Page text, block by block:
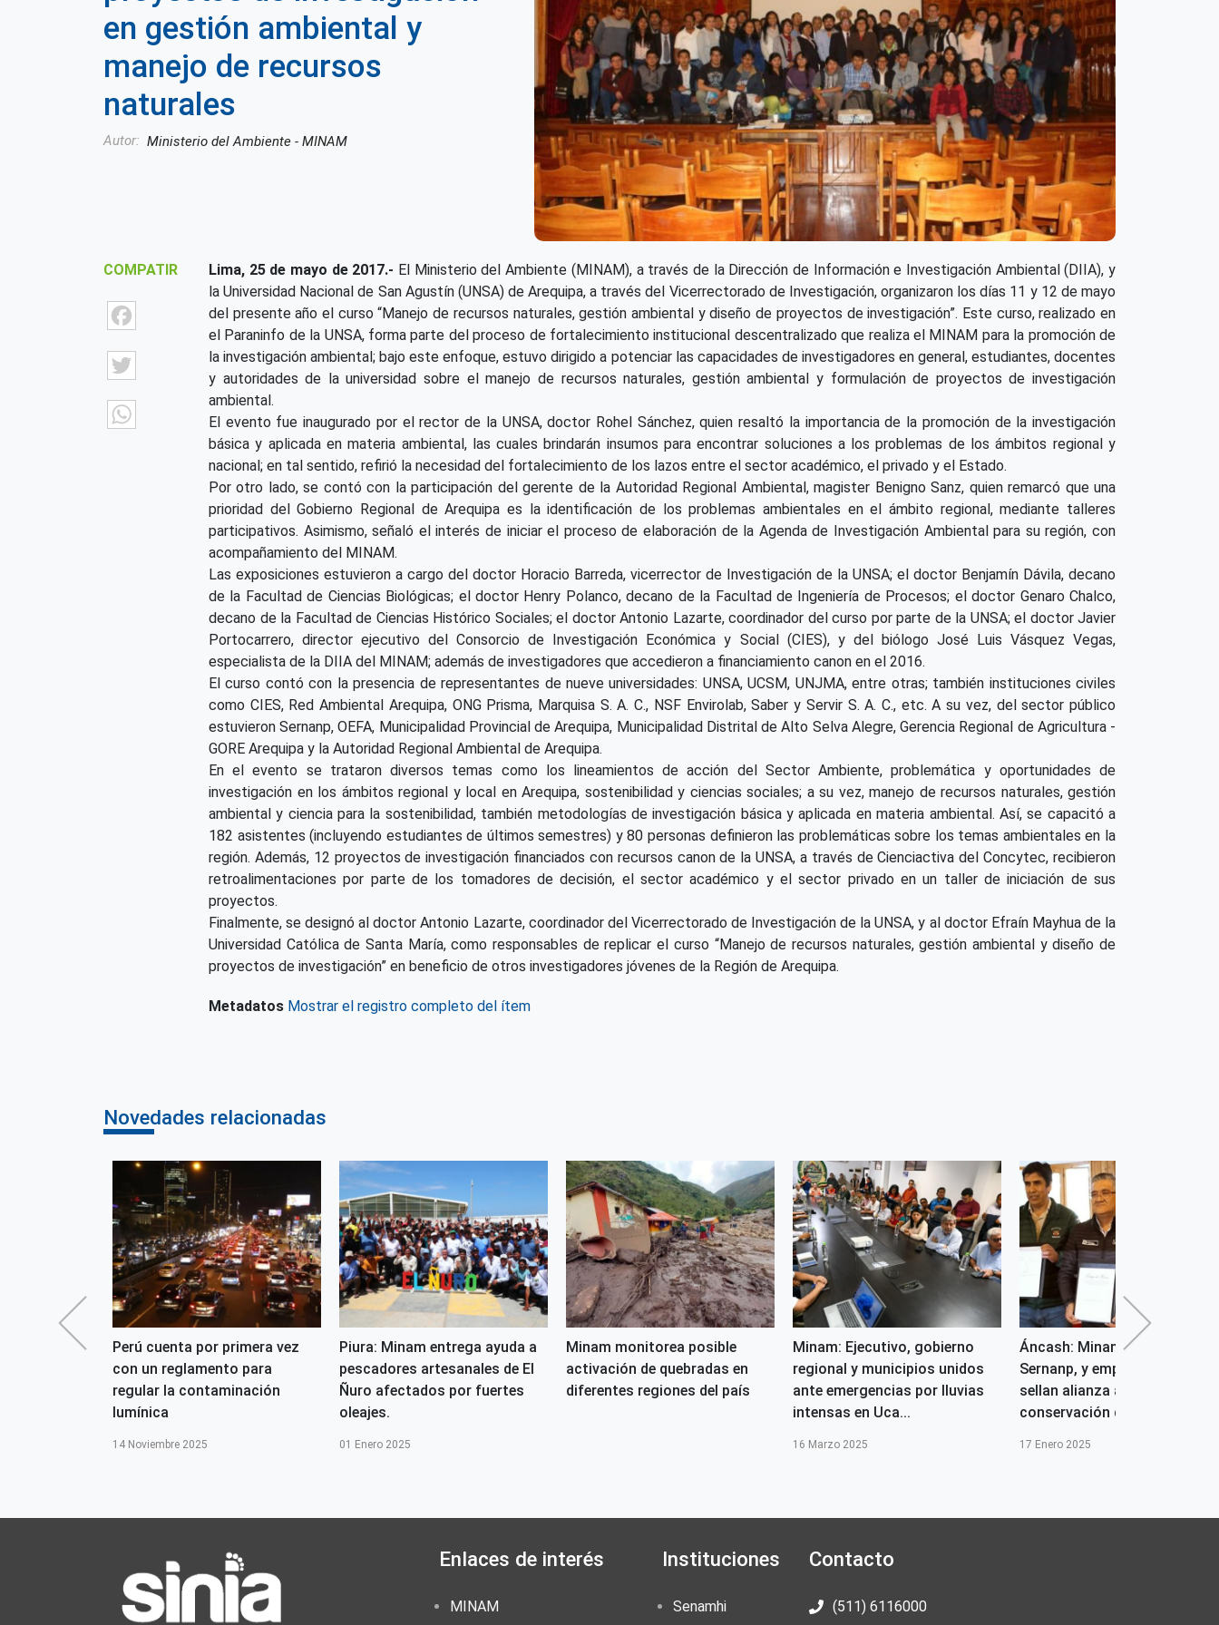
en gestión ambiental y
manejo de recursos
naturales
Autor Ministerio del Ambiente - MINAM
COMPATIR
Facebook
Twitter
WhatsApp
Lima, 25 de mayo de 2017.- El Ministerio del Ambiente (MINAM), a través de la Dirección de Información e Investigación Ambiental (DIIA), y
la Universidad Nacional de San Agustín (UNSA) de Arequipa, a través del Vicerrectorado de Investigación, organizaron los días 11 y 12 de mayo
del presente año el curso “Manejo de recursos naturales, gestión ambiental y diseño de proyectos de investigación”. Este curso, realizado en
el Paraninfo de la UNSA, forma parte del proceso de fortalecimiento institucional descentralizado que realiza el MINAM para la promoción de
la investigación ambiental; bajo este enfoque, estuvo dirigido a potenciar las capacidades de investigadores en general, estudiantes, docentes
y autoridades de la universidad sobre el manejo de recursos naturales, gestión ambiental y formulación de proyectos de investigación
ambiental.
El evento fue inaugurado por el rector de la UNSA, doctor Rohel Sánchez, quien resaltó la importancia de la promoción de la investigación
básica y aplicada en materia ambiental, las cuales brindarán insumos para encontrar soluciones a los problemas de los ámbitos regional y
nacional; en tal sentido, refirió la necesidad del fortalecimiento de los lazos entre el sector académico, el privado y el Estado.
Por otro lado, se contó con la participación del gerente de la Autoridad Regional Ambiental, magister Benigno Sanz, quien remarcó que una
prioridad del Gobierno Regional de Arequipa es la identificación de los problemas ambientales en el ámbito regional, mediante talleres
participativos. Asimismo, señaló el interés de iniciar el proceso de elaboración de la Agenda de Investigación Ambiental para su región, con
acompañamiento del MINAM.
Las exposiciones estuvieron a cargo del doctor Horacio Barreda, vicerrector de Investigación de la UNSA; el doctor Benjamín Dávila, decano
de la Facultad de Ciencias Biológicas; el doctor Henry Polanco, decano de la Facultad de Ingeniería de Procesos; el doctor Genaro Chalco,
decano de la Facultad de Ciencias Histórico Sociales; el doctor Antonio Lazarte, coordinador del curso por parte de la UNSA; el doctor Javier
Portocarrero, director ejecutivo del Consorcio de Investigación Económica y Social (CIES), y del biólogo José Luis Vásquez Vegas,
especialista de la DIIA del MINAM; además de investigadores que accedieron a financiamiento canon en el 2016.
El curso contó con la presencia de representantes de nueve universidades: UNSA, UCSM, UNJMA, entre otras; también instituciones civiles
como CIES, Red Ambiental Arequipa, ONG Prisma, Marquisa S. A. C., NSF Envirolab, Saber y Servir S. A. C., etc. A su vez, del sector público
estuvieron Sernanp, OEFA, Municipalidad Provincial de Arequipa, Municipalidad Distrital de Alto Selva Alegre, Gerencia Regional de Agricultura -
GORE Arequipa y la Autoridad Regional Ambiental de Arequipa.
En el evento se trataron diversos temas como los lineamientos de acción del Sector Ambiente, problemática y oportunidades de
investigación en los ámbitos regional y local en Arequipa, sostenibilidad y ciencias sociales; a su vez, manejo de recursos naturales, gestión
ambiental y ciencia para la sostenibilidad, también metodologías de investigación básica y aplicada en materia ambiental. Así, se capacitó a
182 asistentes (incluyendo estudiantes de últimos semestres) y 80 personas definieron las problemáticas sobre los temas ambientales en la
región. Además, 12 proyectos de investigación financiados con recursos canon de la UNSA, a través de Cienciactiva del Concytec, recibieron
retroalimentaciones por parte de los tomadores de decisión, el sector académico y el sector privado en un taller de iniciación de sus
proyectos.
Finalmente, se designó al doctor Antonio Lazarte, coordinador del Vicerrectorado de Investigación de la UNSA, y al doctor Efraín Mayhua de la
Universidad Católica de Santa María, como responsables de replicar el curso “Manejo de recursos naturales, gestión ambiental y diseño de
proyectos de investigación” en beneficio de otros investigadores jóvenes de la Región de Arequipa.
Metadatos Mostrar el registro completo del ítem
Novedades relacionadas
Perú cuenta por primera vez
con un reglamento para
regular la contaminación
lumínica
14 Noviembre 2025
Piura: Minam entrega ayuda a
pescadores artesanales de El
Ñuro afectados por fuertes
oleajes.
01 Enero 2025
Minam monitorea posible
activación de quebradas en
diferentes regiones del país
Minam: Ejecutivo, gobierno
regional y municipios unidos
ante emergencias por lluvias
intensas en Uca...
16 Marzo 2025
Áncash: Minam, a través de
Sernanp, y empresa privada
sellan alianza a favor de la
conservación del ...
17 Enero 2025
Enlaces de interés
MINAM
Instituciones
Senamhi
Contacto
(511) 6116000